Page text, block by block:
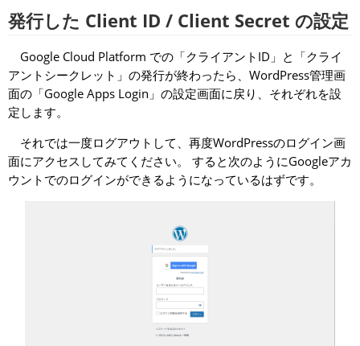
発行した Client ID / Client Secret の設定
Google Cloud Platform での「クライアントID」と「クライ
アントシークレット」の発行が終わったら、WordPress管理画
面の「Google Apps Login」の設定画面に戻り、それぞれを設
定します。
それでは一度ログアウトして、再度WordPressのログイン画
面にアクセスしてみてください。 すると次のようにGoogleアカ
ウントでのログインができるようになっているはずです。